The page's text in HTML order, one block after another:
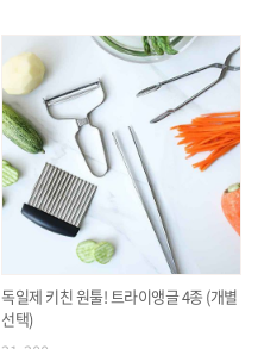
독일제 키친 원툴! 트라이앵글 4종 (개별
선택)